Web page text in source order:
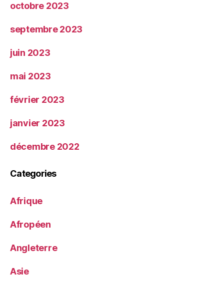
octobre 2023
septembre 2023
juin 2023
mai 2023
février 2023
janvier 2023
décembre 2022
Categories
Afrique
Afropéen
Angleterre
Asie